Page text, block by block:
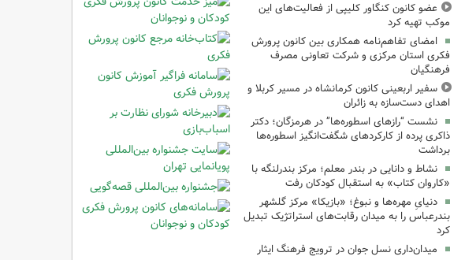
عضو کانون کنگاور کلیپی از فعالیت‌های این
موکب تهیه کرد
امضای تفاهم‌نامه همکاری بین کانون پرورش
فکری استان مرکزی و شرکت تعاونی مصرف
فرهنگیان
سفیر اربعینی کانون کرمانشاه در مسیر کربلا و
اهدای دست‌سازه به زائران
نشست “رازهای اسطوره‌ها” در هرمزگان؛ دکتر
ذاکری پرده از کارکردهای شگفت‌انگیز اسطوره‌ها
برداشت
نشاط و دانایی در بندر معلم؛ مرکز بندرلنگه با
«کاروان کتاب» به استقبال کودکان رفت
دنیایِ مهره‌ها و نبوغ؛ «بازیکا» مرکز گلشهر
بندرعباس را به میدان رقابت‌های استراتژیک تبدیل
کرد
میدان‌داری نسل جوان در ترویج فرهنگ ایثار